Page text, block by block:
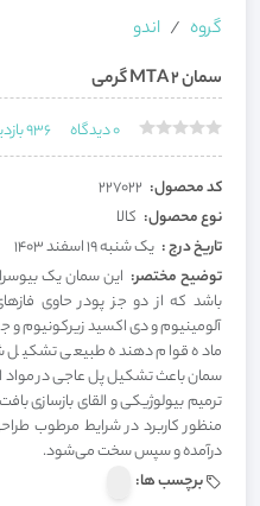
گروه
اندو
سمان MTA 2 گرمی
0دیدگاه 936
کد محصول: 227022
نوع محصول: کالا
تاریخ درج : یک شنبه 19 اسفند 1403
توضیح مختصر: این سمان یک
باشد که از دو جز پودر حاوی
آلومینیوم و دی اکسید زیرکونیوم و
ماده قوام دهنده طبیعی تشکیل
سمان باعث تشکیل پل عاجی در مواد
ترمیم بیولوژیکی و القای بازسازی
منظور کاربرد در شرایط مرطوب
درآمده و سپس سخت می­‌شود.
برچسب ها: